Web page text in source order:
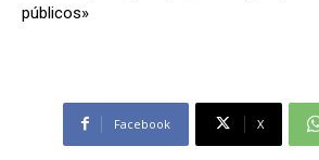
públicos»
Facebook X